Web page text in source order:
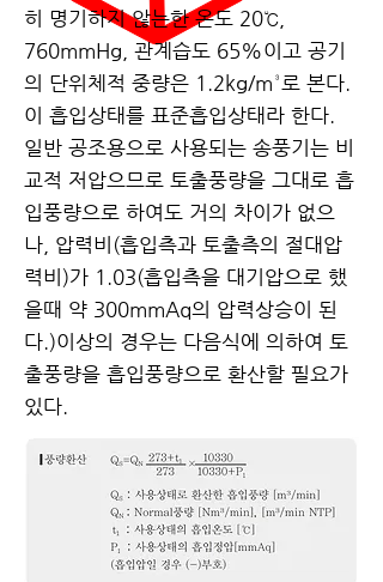
히 명기하지 않는한 온도 20℃,
760mmHg, 관계습도 65%이고 공기
의 단위체적 중량은 1.2kg/m³로 본다.
이 흡입상태를 표준흡입상태라 한다.
일반 공조용으로 사용되는 송풍기는 비
교적 저압으므로 토출풍량을 그대로 흡
입풍량으로 하여도 거의 차이가 없으
나, 압력비(흡입측과 토출측의 절대압
력비)가 1.03(흡입측을 대기압으로 했
을때 약 300mmAq의 압력상승이 된
다.)이상의 경우는 다음식에 의하여 토
출풍량을 흡입풍량으로 환산할 필요가
있다.